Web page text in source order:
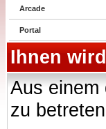
Arcade
Portal
Ihnen
Aus einem
zu